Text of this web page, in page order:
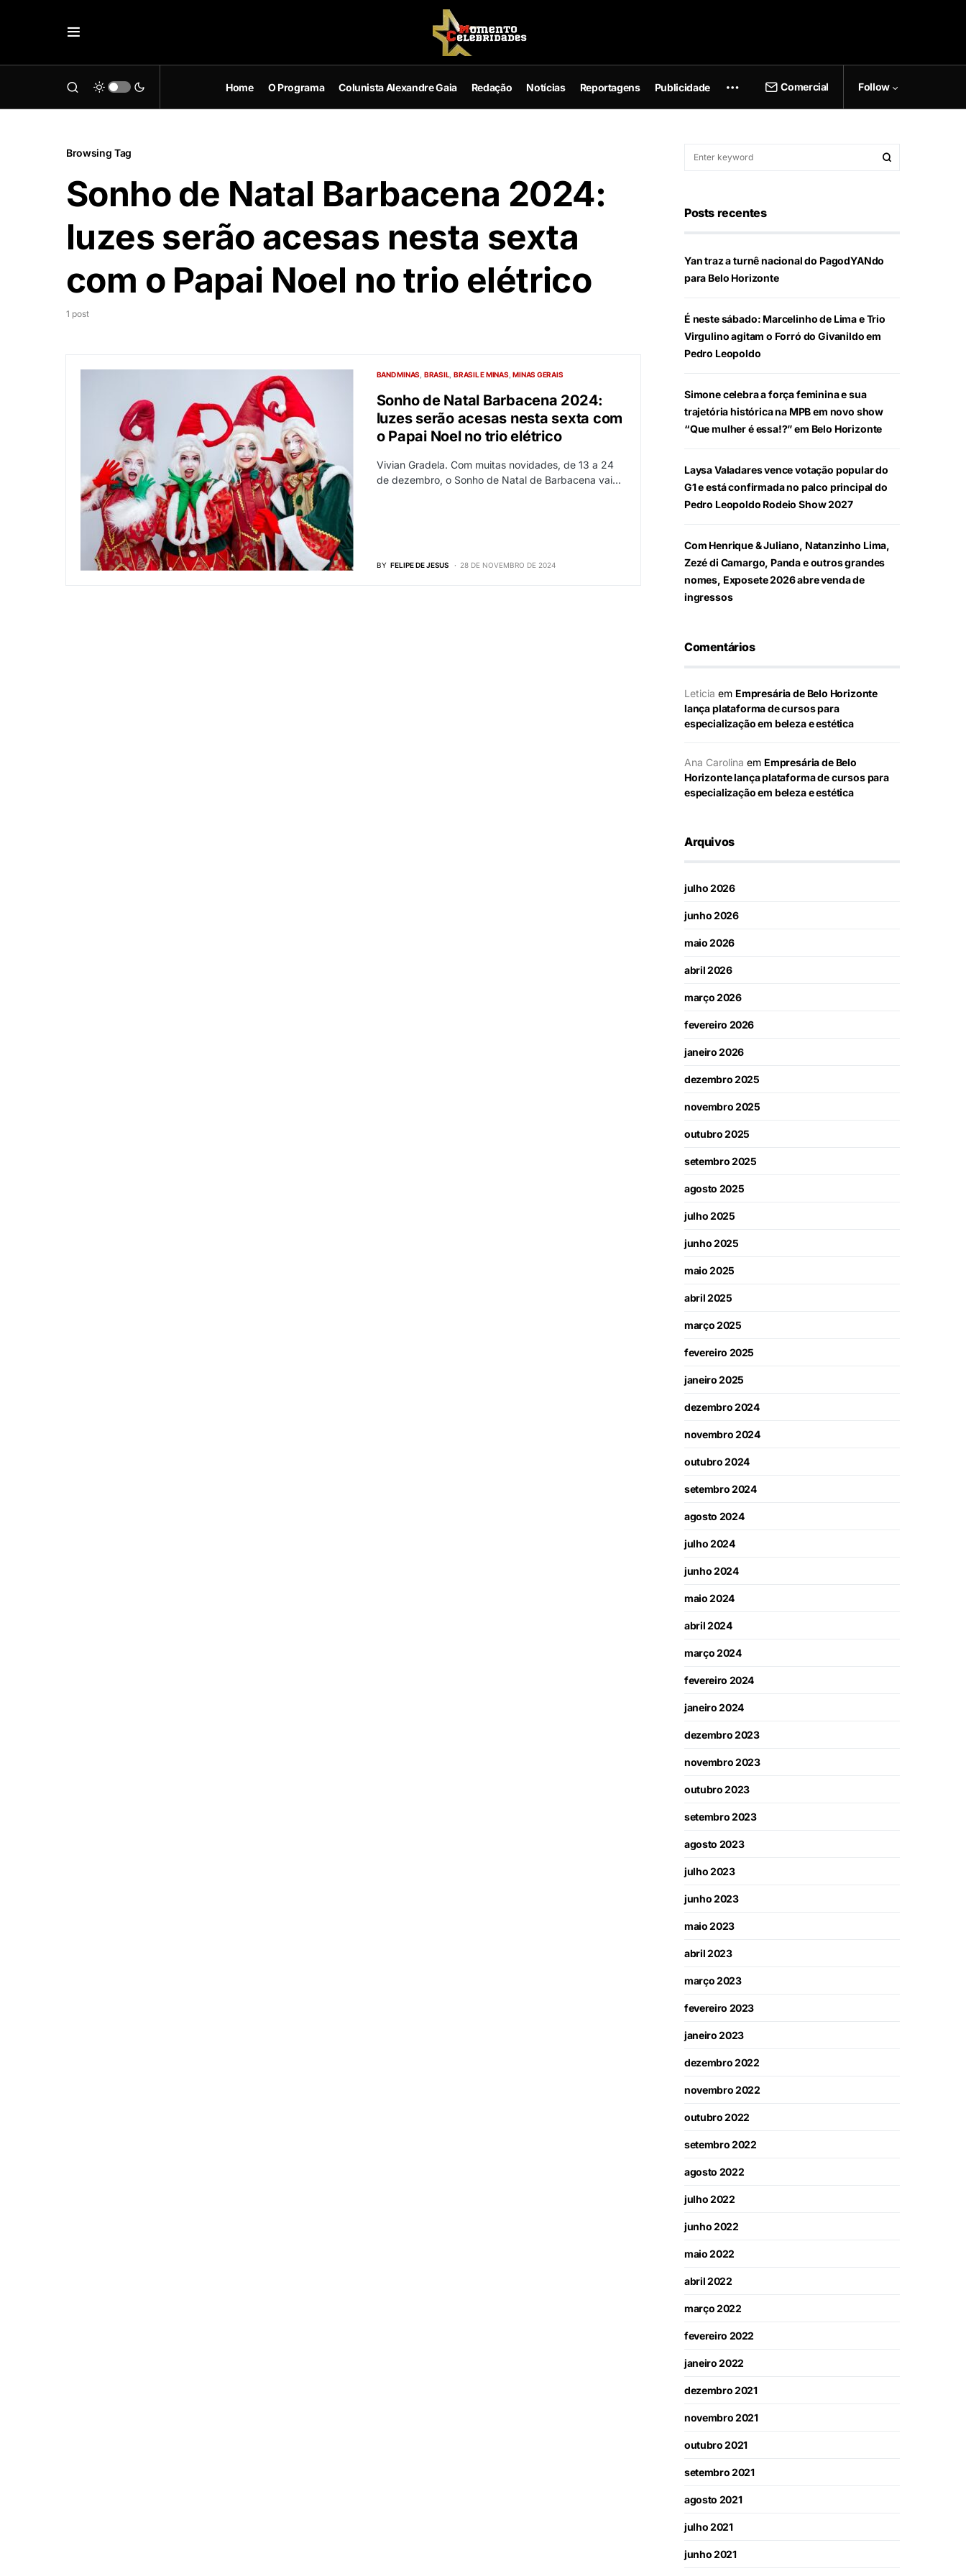
Home O Programa Colunista Alexandre Gaia Redação Notícias Reportagens Publicidade Comercial Follow
Browsing Tag
Sonho de Natal Barbacena 2024:
luzes serão acesas nesta sexta
com o Papai Noel no trio elétrico
1 post
BAND MINAS BRASIL BRASIL E MINAS MINAS GERAIS
Sonho de Natal Barbacena 2024:
luzes serão acesas nesta sexta com
o Papai Noel no trio elétrico
Vivian Gradela. Com muitas novidades, de 13 a 24
de dezembro, o Sonho de Natal de Barbacena vai…
BY FELIPE DE JESUS 28 DE NOVEMBRO DE 2024
Posts recentes
Yan traz a turnê nacional do PagodYANdo
para Belo Horizonte
É neste sábado: Marcelinho de Lima e Trio
Virgulino agitam o Forró do Givanildo em
Pedro Leopoldo
Simone celebra a força feminina e sua
trajetória histórica na MPB em novo show
“Que mulher é essa!?” em Belo Horizonte
Laysa Valadares vence votação popular do
G1 e está confirmada no palco principal do
Pedro Leopoldo Rodeio Show 2027
Com Henrique & Juliano, Natanzinho Lima,
Zezé di Camargo, Panda e outros grandes
nomes, Exposete 2026 abre venda de
ingressos
Comentários
Leticia em Empresária de Belo Horizonte
lança plataforma de cursos para
especialização em beleza e estética
Ana Carolina em Empresária de Belo
Horizonte lança plataforma de cursos para
especialização em beleza e estética
Arquivos
julho 2026
junho 2026
maio 2026
abril 2026
março 2026
fevereiro 2026
janeiro 2026
dezembro 2025
novembro 2025
outubro 2025
setembro 2025
agosto 2025
julho 2025
junho 2025
maio 2025
abril 2025
março 2025
fevereiro 2025
janeiro 2025
dezembro 2024
novembro 2024
outubro 2024
setembro 2024
agosto 2024
julho 2024
junho 2024
maio 2024
abril 2024
março 2024
fevereiro 2024
janeiro 2024
dezembro 2023
novembro 2023
outubro 2023
setembro 2023
agosto 2023
julho 2023
junho 2023
maio 2023
abril 2023
março 2023
fevereiro 2023
janeiro 2023
dezembro 2022
novembro 2022
outubro 2022
setembro 2022
agosto 2022
julho 2022
junho 2022
maio 2022
abril 2022
março 2022
fevereiro 2022
janeiro 2022
dezembro 2021
novembro 2021
outubro 2021
setembro 2021
agosto 2021
julho 2021
junho 2021